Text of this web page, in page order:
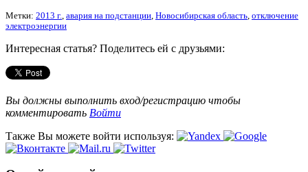
Метки: 2013 г. авария на подстанции Новосибирская область отключение
электроэнергии
Интересная статья? Поделитесь ей с друзьями:
Вы должны выполнить вход/регистрацию чтобы
комментировать Войти
Также Вы можете войти используя: